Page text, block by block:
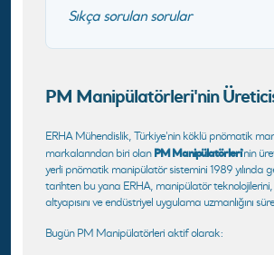
Sıkça sorulan sorular
PM Manipülatörleri'nin
ERHA Mühendislik, Türkiye'nin köklü pnömatik
markalarından biri olan PM Manipülatörleri'nin
yerli pnömatik manipülatör sistemini 1989 yılında
tarihten bu yana ERHA, manipülatör
altyapısını ve endüstriyel uygulama uzmanlığını
Bugün PM Manipülatörleri aktif olarak: